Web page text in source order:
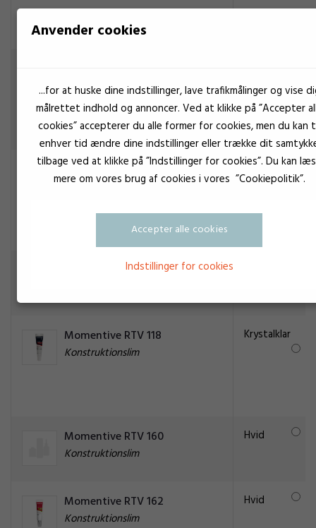
Konstruktionslim
Momentive RTV 108
Konstruktionslim
Transparent
Momentive RTV 116
Momentive RTV 118
Konstruktionslim
Krystalklar
Momentive RTV 160
Konstruktionslim
Hvid
Momentive RTV 162
Konstruktionslim
Hvid
Anvender cookies
...for at huske dine indstillinger, lave trafikmålinger og vise
målrettet indhold og annoncer. Ved at klikke på ”Accepter
cookies” accepterer du alle former for cookies, men du kan
enhver tid ændre dine indstillinger eller trække dit
tilbage ved at klikke på ”Indstillinger for cookies”. Du kan
mere om vores brug af cookies i vores ”Cookiepolitik”.
Accepter alle cookies
Indstillinger for cookies